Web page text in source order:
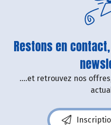
Restons en
....et retrouvez nos